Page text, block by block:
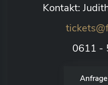
Kontakt:
0611 -